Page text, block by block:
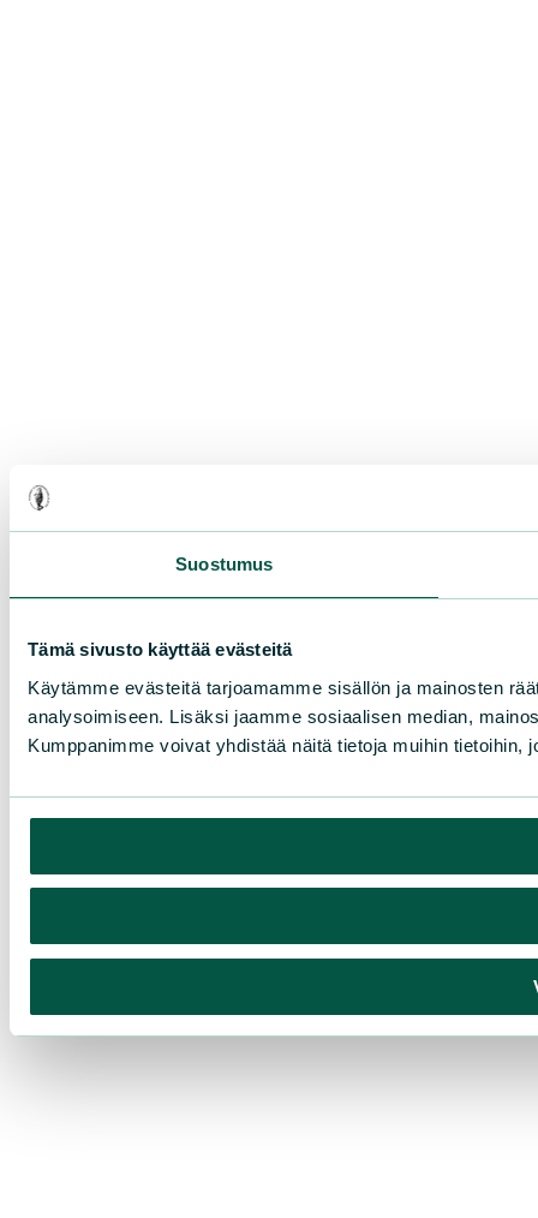
Suostumus
Tämä sivusto käyttää evästeitä
Käytämme evästeitä tarjoamamme sisällön ja mainosten
analysoimiseen. Lisäksi jaamme sosiaalisen median,
Kumppanimme voivat yhdistää näitä tietoja muihin tietoihin,